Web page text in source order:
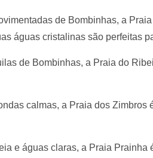
de Bombinhas, a
águas cristalinas são perfeitas
de Bombinhas, a Praia do
calmas, a Praia dos Zimbros
e águas claras, a Praia Prainha